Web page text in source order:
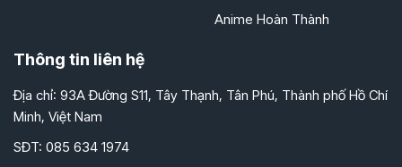
Anime Hoàn Thành
Thông tin liên hệ
Địa chỉ: 93A Đường S11, Tây Thạnh, Tân Phú, Thành phố Hồ Chí
Minh, Việt Nam
SĐT: 085 634 1974